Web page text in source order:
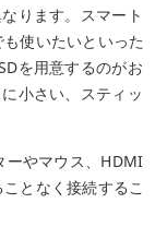
ります。スマート
使いたいといった
を用意するのがお
小さい、スティッ
ーやマウス、HDMI
となく接続するこ